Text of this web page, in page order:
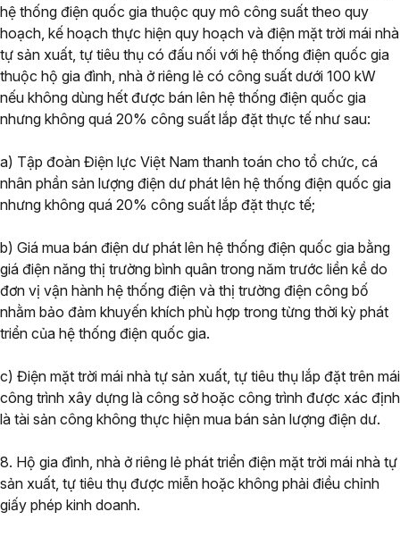
hệ thống điện quốc gia thuộc quy mô công suất theo quy
hoạch, kế hoạch thực hiện quy hoạch và điện mặt trời mái nhà
tự sản xuất, tự tiêu thụ có đấu nối với hệ thống điện quốc gia
thuộc hộ gia đình, nhà ở riêng lẻ có công suất dưới 100 kW
nếu không dùng hết được bán lên hệ thống điện quốc gia
nhưng không quá 20% công suất lắp đặt thực tế như sau:
a) Tập đoàn Điện lực Việt Nam thanh toán cho tổ chức, cá
nhân phần sản lượng điện dư phát lên hệ thống điện quốc gia
nhưng không quá 20% công suất lắp đặt thực tế;
b) Giá mua bán điện dư phát lên hệ thống điện quốc gia bằng
giá điện năng thị trường bình quân trong năm trước liền kề do
đơn vị vận hành hệ thống điện và thị trường điện công bố
nhằm bảo đảm khuyến khích phù hợp trong từng thời kỳ phát
triển của hệ thống điện quốc gia.
c) Điện mặt trời mái nhà tự sản xuất, tự tiêu thụ lắp đặt trên mái
công trình xây dựng là công sở hoặc công trình được xác định
là tài sản công không thực hiện mua bán sản lượng điện dư.
8. Hộ gia đình, nhà ở riêng lẻ phát triển điện mặt trời mái nhà tự
sản xuất, tự tiêu thụ được miễn hoặc không phải điều chỉnh
giấy phép kinh doanh.